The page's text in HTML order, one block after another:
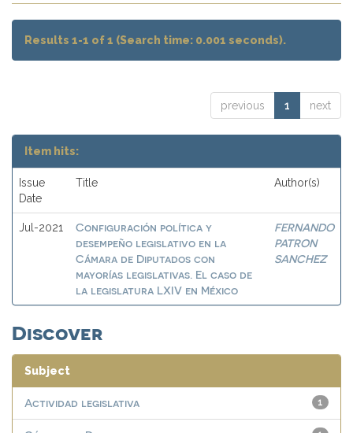
Results 1-1 of 1 (Search time: 0.001 seconds).
previous 1 next
Item hits:
Issue
Date
Title Author(s)
Jul-2021
Configuración política y
desempeño legislativo en la
Cámara de Diputados con
mayorías legislativas. El caso de
la legislatura LXIV en México
FERNANDO
PATRON
SANCHEZ
Discover
Subject
1
Actividad legislativa